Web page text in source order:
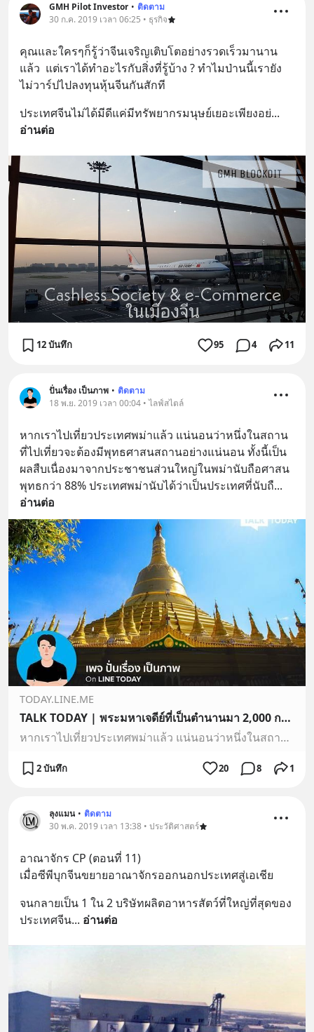
GMH Pilot Investor • ติดตาม
30 ก.ค. 2019 เวลา 06:25 • ธุรกิจ
คุณและใครๆก็รู้ว่าจีนเจริญเติบโตอย่างรวดเร็วมานาน
แล้ว  แต่เราได้ทำอะไรกับสิ่งที่รู้บ้าง ? ทำไมป่านนี้เรายัง
ไม่วาร์ปไปลงทุนหุ้นจีนกันสักที
ประเทศจีนไม่ได้มีดีแค่มีทรัพยากรมนุษย์เยอะเพียงอย่
อ่านต่อ
12 บันทึก 95 4 11
ปั่นเรื่อง เป็นภาพ • ติดตาม
18 พ.ย. 2019 เวลา 00:04 • ไลฟ์สไตล์
หากเราไปเที่ยวประเทศพม่าแล้ว แน่นอนว่าหนึ่งในสถาน
ที่ไปเที่ยวจะต้องมีพุทธศาสนสถานอย่างแน่นอน ทั้งนี้เป็น
ผลสืบเนื่องมาจากประชาชนส่วนใหญ่ในพม่านับถือศาสน
พุทธกว่า 88% ประเทศพม่านับได้ว่าเป็นประเทศที่นับถื
อ่านต่อ
TODAY.LINE.ME
TALK TODAY | พระมหาเจดีย์ที่เป็นตำนานมา 2,000 กว่าปี - เพจปั่นเรื่อง เป็นภาพ
หากเราไปเที่ยวประเทศพม่าแล้ว แน่นอนว่าหนึ่งในสถานที่ไปเที่ยวจะต้องมีพุทธศาสนสถานอย่างแน่นอน ทั้งนี้เป็นผลสืบเนื่องมาจากประชาชนส่วนใหญ่ในพม่านับถือศาสนพุทธกว่า 88% ประเทศพม่านับได้ว่าเป็นประเทศที่นับถือศาสนพุทธมากที่สุดเมื่อเทียบสัดส่วนต่อจำนวนประชากรด้วยกัน พระพุทธศาสนาเข้ามาสู่ประเทศพม่า ตั้งแต่สมั
2 บันทึก 20 8 1
ลุงแมน • ติดตาม
30 พ.ค. 2019 เวลา 13:38 • ประวัติศาสตร์
อาณาจักร CP (ตอนที่ 11)
เมื่อซีพีบุกจีนขยายอาณาจักรออกนอกประเทศสู่เอเชีย
จนกลายเป็น 1 ใน 2 บริษัทผลิตอาหารสัตว์ที่ใหญ่ที่สุดของ
ประเทศจีน... อ่านต่อ